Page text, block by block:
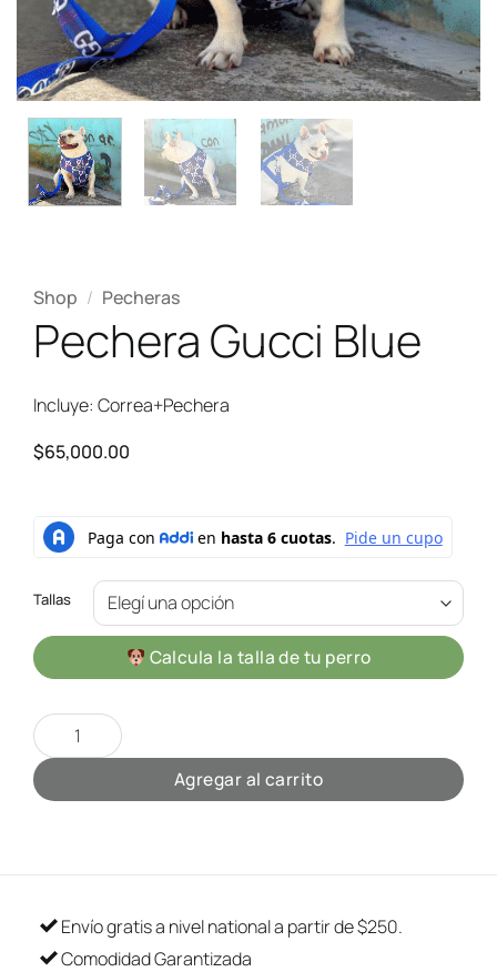
Shop / Pecheras
Pechera Gucci Blue
Incluye: Correa+Pechera
$65,000.00
Tallas
Calcula la talla de tu perro
Pechera Gucci Blue cantidad
Agregar al carrito
Envío gratis a nivel national a partir de $250.
Comodidad Garantizada